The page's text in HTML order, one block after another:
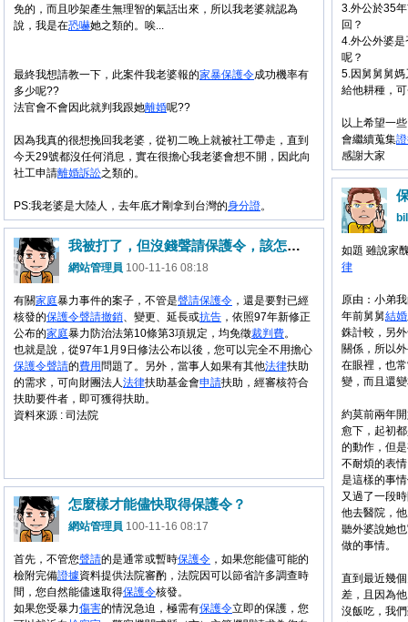
免的，而且吵架產生無理智的氣話出來，所以我老婆就認為
說，我是在恐嚇她之類的。唉...
最終我想請教一下，此案件我老婆報的家暴保護令成功機率有
多少呢??
法官會不會因此就判我跟她離婚呢??
因為我真的很想挽回我老婆，從初二晚上就被社工帶走，直到
今天29號都沒任何消息，實在很擔心我老婆會想不開，因此向
社工申請離婚訴訟之類的。
PS:我老婆是大陸人，去年底才剛拿到台灣的身分證。
3.外公於35
回？
4.外公外婆
呢？
5.因舅舅舅
給他耕種，
以上希望一
會繼續蒐集
感謝大家
如題 雖說家
律
原由：小弟
年前舅舅結婚
銖計較，另
關係，所以
在眼裡，也
變，而且還
約莫前兩年
愈下，起初
的動作，但
不耐煩的表
是這樣的事
又過了一段
他去醫院，
聽外婆說她
做的事情。
直到最近幾
差，且因為
沒飯吃，我
我被打了，但沒錢聲請保護令，該怎麼辦？
網站管理員 100-11-16 08:18
有關家庭暴力事件的案子，不管是聲請保護令 ，還是要對已經
核發的保護令聲請撤銷、變更、延長或抗告 ，依照97年新修正
公布的家庭暴力防治法第10條第3項規定，均免徵裁判費。
也就是說，從97年1月9日修法公布以後，您可以完全不用擔心
保護令聲請的費用 問題了。另外，當事人如果有其他法律扶助
的需求，可向財團法人法律扶助基金會申請扶助，經審核符合
扶助要件者，即可獲得扶助。
資料來源 : 司法院
怎麼樣才能儘快取得保護令？
網站管理員 100-11-16 08:17
首先，不管您聲請的是通常或暫時保護令 ，如果您能儘可能的
檢附完備證據資料提供法院審酌，法院因可以節省許多調查時
間，您自然能儘速取得保護令核發。
如果您受暴力傷害的情況急迫，極需有保護令立即的保護，您